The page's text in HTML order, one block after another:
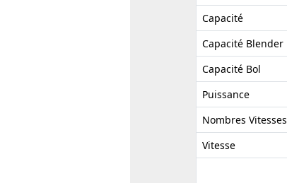
Capacité
Capacité Blender
Capacité Bol
Puissance
Nombres Vitesses
Vitesse